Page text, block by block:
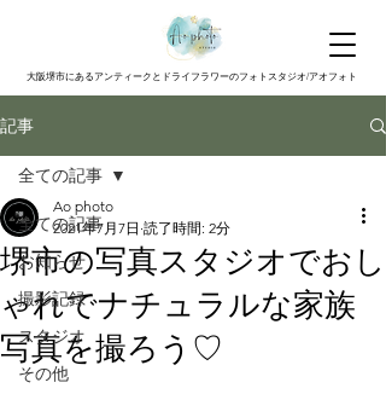
大阪堺市にあるアンティークとドライフラワーのフォトスタジオ/アオフォト
記事
全ての記事
お知らせ
撮影記録
スタジオ
その他
全ての記事
堺市の写真スタジオでおし
ゃれでナチュラルな家族
写真を撮ろう♡
Ao photo
2021年7月7日 読了時間: 2分